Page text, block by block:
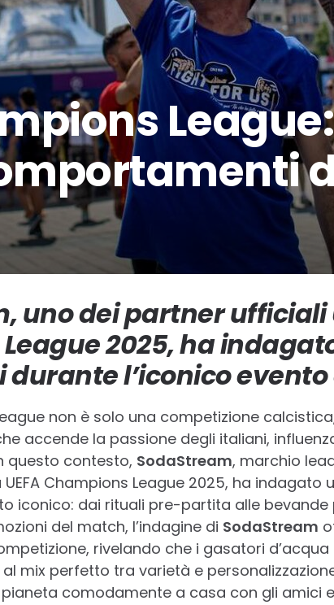
uno dei partner ufficiali
2025, ha
l’iconico
non è solo una competizione
accende la passione degli italiani,
questo contesto, SodaStream, marchio
Champions League 2025, ha indagato
iconico: dai rituali pre-partita alle bevande
del match, l’indagine di SodaStream
rivelando che i gasatori
mix perfetto tra varietà e
pianeta comodamente a casa con gli amici